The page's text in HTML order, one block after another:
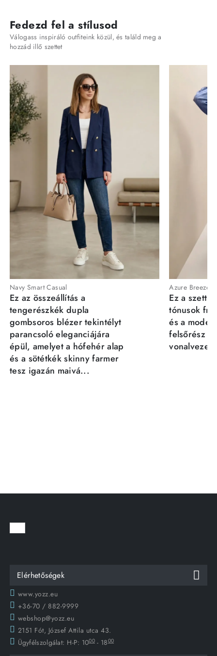
Fedezd fel a stílusod
Válogass inspiráló outfiteink közül, és találd meg a
hozzád illő szettet
Navy Smart Casual
Ez az összeállítás a
tengerészkék dupla
gombsoros blézer tekintélyt
parancsoló eleganciájára
épül, amelyet a hófehér alap
és a sötétkék skinny farmer
tesz igazán maivá...
Azure Breeze
Ez a szett
tónusok
és a
felsőrész
Elérhetőségek
www.yozz.eu
+36-70 / 882-9999
webshop@yozz.eu
2151 Fót, József Attila utca 43.
Ügyfélszolgálat: H-P: 1000 - 1800